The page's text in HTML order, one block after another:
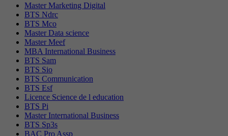
Master Marketing Digital
BTS Ndrc
BTS Mco
Master Data science
Master Meef
MBA International Business
BTS Sam
BTS Sio
BTS Communication
BTS Esf
Licence Science de l education
BTS Pi
Master International Business
BTS Sp3s
BAC Pro Assp